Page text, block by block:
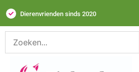
Dierenvrienden sinds 2020